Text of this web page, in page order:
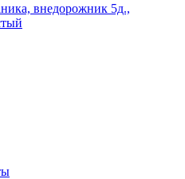
внедорожник 5д.,